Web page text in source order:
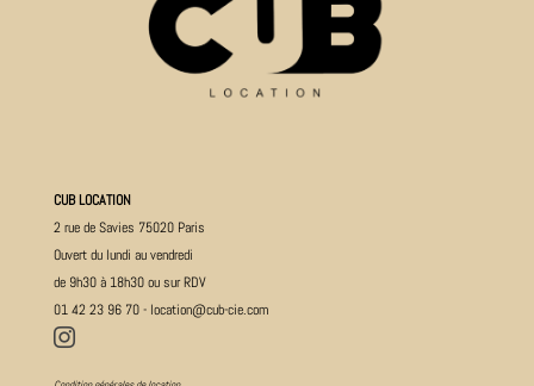
CUB LOCATION
2 rue de Savies 75020 Paris
Ouvert du lundi au vendredi
de 9h30 à 18h30 ou sur RDV
01 42 23 96 70- location@cub-cie.com
